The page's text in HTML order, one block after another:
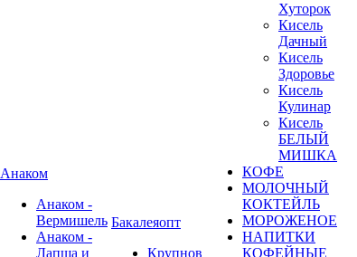
Анаком
Анаком -
Вермишель
Анаком -
Лапша и
Бакалеяопт
Крупнов
Хуторок
Кисель
Дачный
Кисель
Здоровье
Кисель
Кулинар
Кисель
БЕЛЫЙ
МИШКА
КОФЕ
МОЛОЧНЫЙ
КОКТЕЙЛЬ
МОРОЖЕНОЕ
НАПИТКИ
КОФЕЙНЫЕ